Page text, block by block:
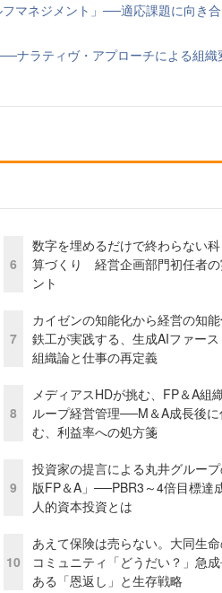
マネジメント」──適応課題に向き合
ナラティヴ・アプローチによる組織
6
数字を埋めるだけで終わらない
算づくり 経営企画部門初任者の
ント
7
カイゼンの知能化から経営の知
鉄工が実践する、生成AIファー
組織論と仕事の再定義
8
メディアスHDが挑む、FP＆A組
ループ経営管理──M＆A成長後に
む、利益率への処方箋
9
投資家の提言による丸井グルー
版FP＆A」──PBR3～4倍目標達
人的資本投資とは
10
あえて保険は売らない。大同生
コミュニティ「どうだい？」急
ある「恩返し」と生存戦略